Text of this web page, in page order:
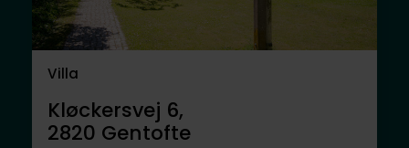
Villa
Kløckersvej 6,
2820 Gentofte